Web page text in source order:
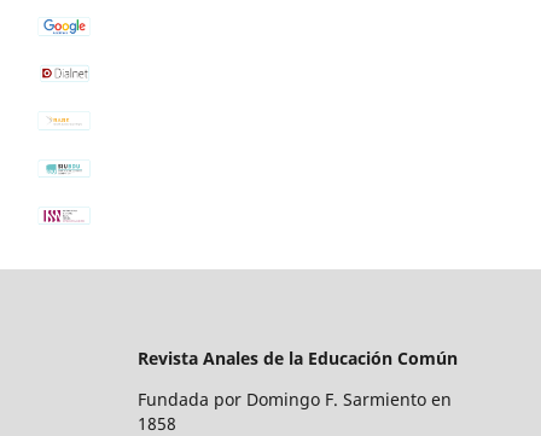
Revista Anales de la Educación Común
Fundada por Domingo F. Sarmiento en
1858